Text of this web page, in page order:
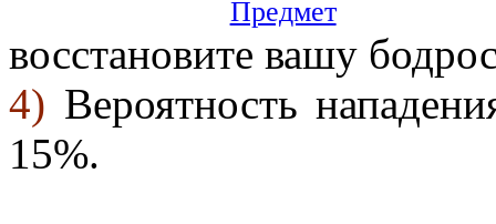
восстановите вашу
4) Вероятность
15%.